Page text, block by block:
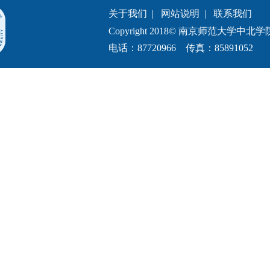
关于我们 | 网站说明 | 联系我们
Copyright 2018© 南京师范大学中北学
电话：87720966 传真：85891052